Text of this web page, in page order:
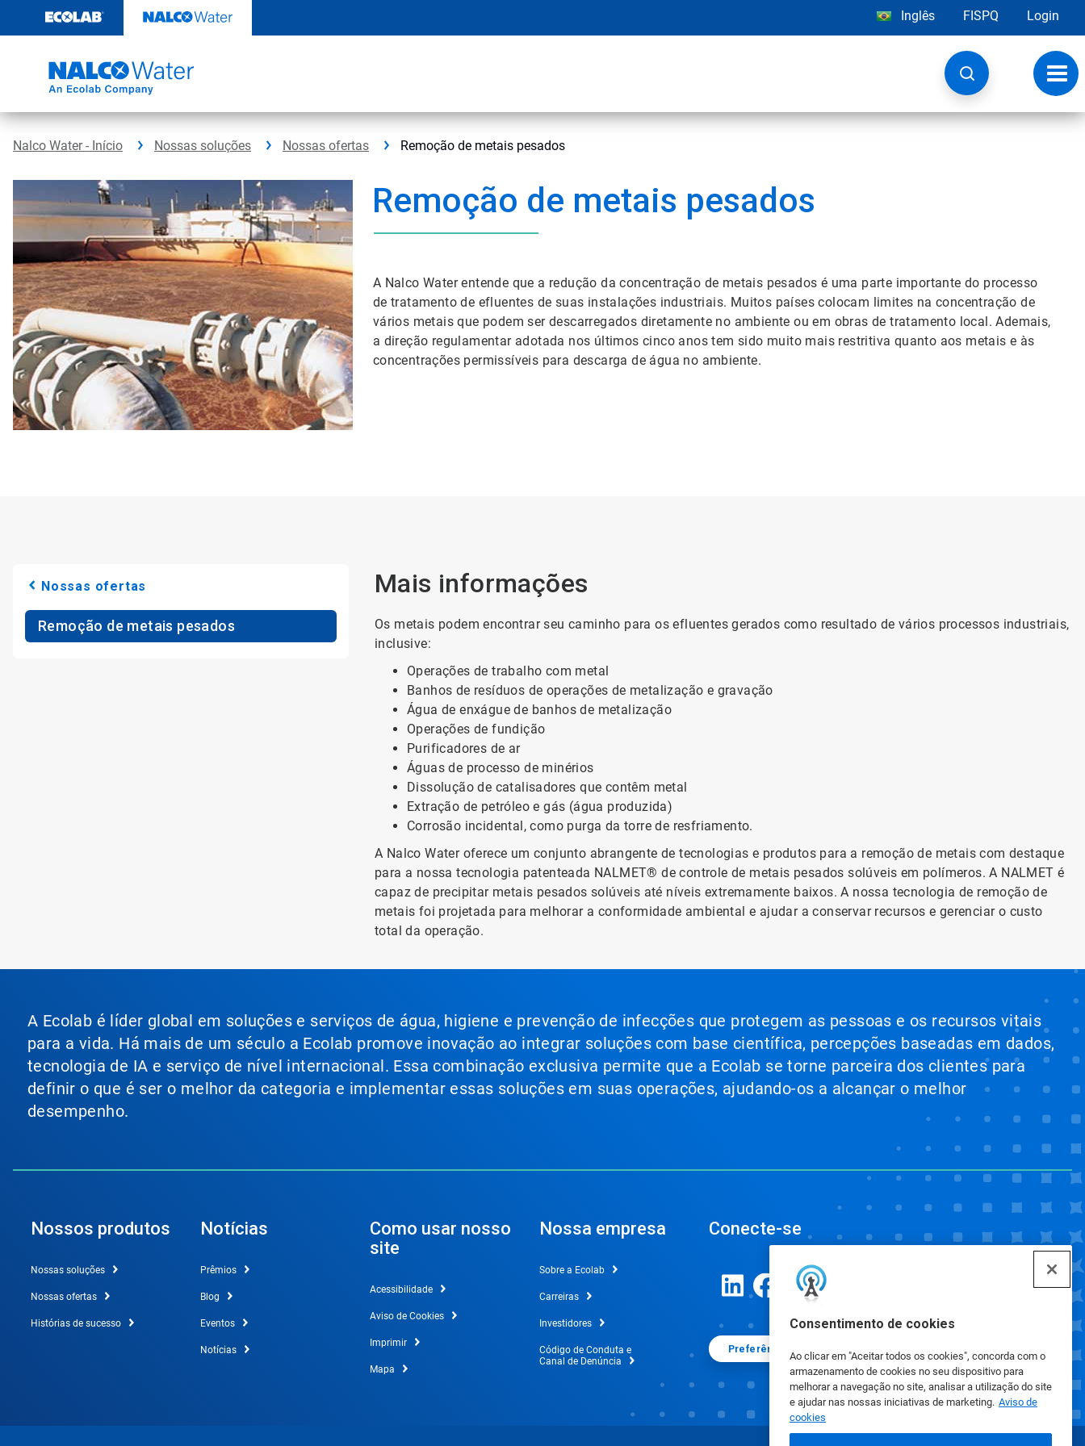
o
Consentimento de cookies
Ao clicar em "Aceitar todos os cookies", concorda com o
armazenamento de cookies no seu dispositivo para
melhorar a navegação no site, analisar a utilização do site
e ajudar nas nossas iniciativas de marketing. Aviso de
cookies
Inglês FISPQ Login
Nalco Water - Início Nossas soluções Nossas ofertas Remoção de metais pesados
Remoção de metais pesados
A Nalco Water entende que a redução da concentração de metais pesados é uma parte importante do processo
de tratamento de efluentes de suas instalações industriais. Muitos países colocam limites na concentração de
vários metais que podem ser descarregados diretamente no ambiente ou em obras de tratamento local. Ademais,
a direção regulamentar adotada nos últimos cinco anos tem sido muito mais restritiva quanto aos metais e às
concentrações permissíveis para descarga de água no ambiente.
Nossas ofertas
Remoção de metais pesados
Mais informações
Os metais podem encontrar seu caminho para os efluentes gerados como resultado de vários processos industriais,
inclusive:
Operações de trabalho com metal
Banhos de resíduos de operações de metalização e gravação
Água de enxágue de banhos de metalização
Operações de fundição
Purificadores de ar
Águas de processo de minérios
Dissolução de catalisadores que contêm metal
Extração de petróleo e gás (água produzida)
Corrosão incidental, como purga da torre de resfriamento.
A Nalco Water oferece um conjunto abrangente de tecnologias e produtos para a remoção de metais com destaque
para a nossa tecnologia patenteada NALMET® de controle de metais pesados solúveis em polímeros. A NALMET é
capaz de precipitar metais pesados solúveis até níveis extremamente baixos. A nossa tecnologia de remoção de
metais foi projetada para melhorar a conformidade ambiental e ajudar a conservar recursos e gerenciar o custo
total da operação.
A Ecolab é líder global em soluções e serviços de água, higiene e prevenção de infecções que protegem as pessoas e os recursos vitais
para a vida. Há mais de um século a Ecolab promove inovação ao integrar soluções com base científica, percepções baseadas em dados,
tecnologia de IA e serviço de nível internacional. Essa combinação exclusiva permite que a Ecolab se torne parceira dos clientes para
definir o que é ser o melhor da categoria e implementar essas soluções em suas operações, ajudando-os a alcançar o melhor
desempenho.
Nossos produtos
Nossas soluções
Nossas ofertas
Histórias de sucesso
Notícias
Prêmios
Blog
Eventos
Notícias
Como usar nosso
site
Acessibilidade
Aviso de Cookies
Imprimir
Mapa
Nossa empresa
Sobre a Ecolab
Carreiras
Investidores
Código de Conduta e
Canal de Denúncia
Conecte-se
Preferências de cookies